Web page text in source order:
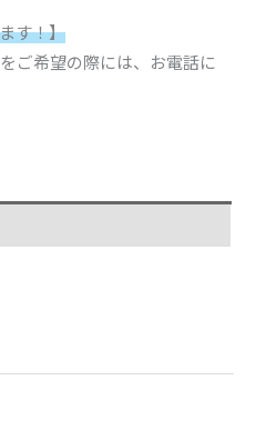
す！】
ご希望の際には、お電話に